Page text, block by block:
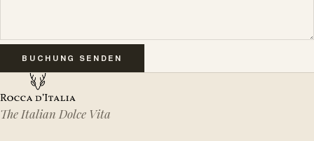
BUCHUNG SENDEN
The Italian Dolce Vita